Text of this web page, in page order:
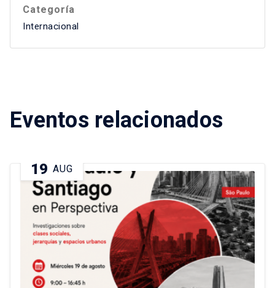
Categoría
Internacional
Eventos relacionados
19 AUG